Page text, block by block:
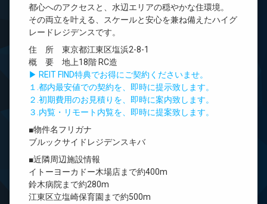
都心へのアクセスと、水辺エリアの穏やかな住環境。
その両立を叶える、スケールと安心を兼ね備えたハイグ
レードレジデンスです。
住 所 東京都江東区塩浜2-8-1
概 要 地上18階 RC造
▶ REIT FIND特典でお得にご契約くださいませ。
１.都内最安値での契約を、即時に提示致します。
２.初期費用のお見積りを、即時に案内致します。
３.内覧・リモート内覧を、即時に提案致します。
■物件名フリガナ
ブルックサイドレジデンスキバ
■近隣周辺施設情報
イトーヨーカドー木場店まで約400m
鈴木病院まで約280m
江東区立塩崎保育園まで約500m